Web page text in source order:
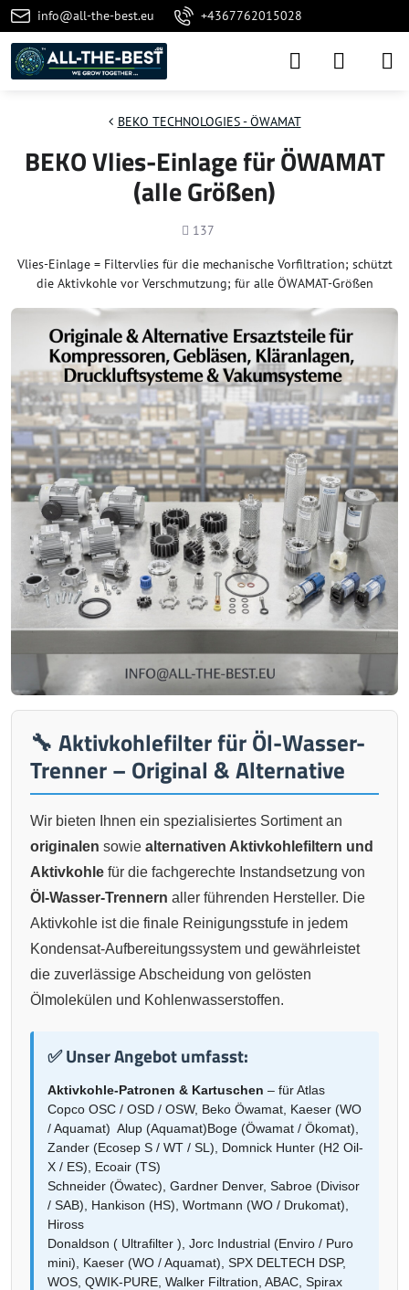
info@all-the-best.eu +4367762015028
BEKO TECHNOLOGIES - ÖWAMAT
BEKO Vlies-Einlage für ÖWAMAT
(alle Größen)
Anzahl
137
Vlies-Einlage = Filtervlies für die mechanische Vorfiltration; schützt
die Aktivkohle vor Verschmutzung; für alle ÖWAMAT-Größen
🔧 Aktivkohlefilter für Öl-Wasser-
Trenner – Original & Alternative
Wir bieten Ihnen ein spezialisiertes Sortiment an
originalen sowie alternativen Aktivkohlefiltern und
Aktivkohle für die fachgerechte Instandsetzung von
Öl-Wasser-Trennern aller führenden Hersteller. Die
Aktivkohle ist die finale Reinigungsstufe in jedem
Kondensat-Aufbereitungssystem und gewährleistet
die zuverlässige Abscheidung von gelösten
Ölmolekülen und Kohlenwasserstoffen.
✅ Unser Angebot umfasst:
Aktivkohle-Patronen & Kartuschen – für Atlas
Copco OSC / OSD / OSW, Beko Öwamat, Kaeser (WO
/ Aquamat) Alup (Aquamat)Boge (Öwamat / Ökomat),
Zander (Ecosep S / WT / SL), Domnick Hunter (H2 Oil-
X / ES), Ecoair (TS)
Schneider (Öwatec), Gardner Denver, Sabroe (Divisor
/ SAB), Hankison (HS), Wortmann (WO / Drukomat),
Hiross
Donaldson ( Ultrafilter ), Jorc Industrial (Enviro / Puro
mini), Kaeser (WO / Aquamat), SPX DELTECH DSP,
WOS, QWIK-PURE, Walker Filtration, ABAC, Spirax